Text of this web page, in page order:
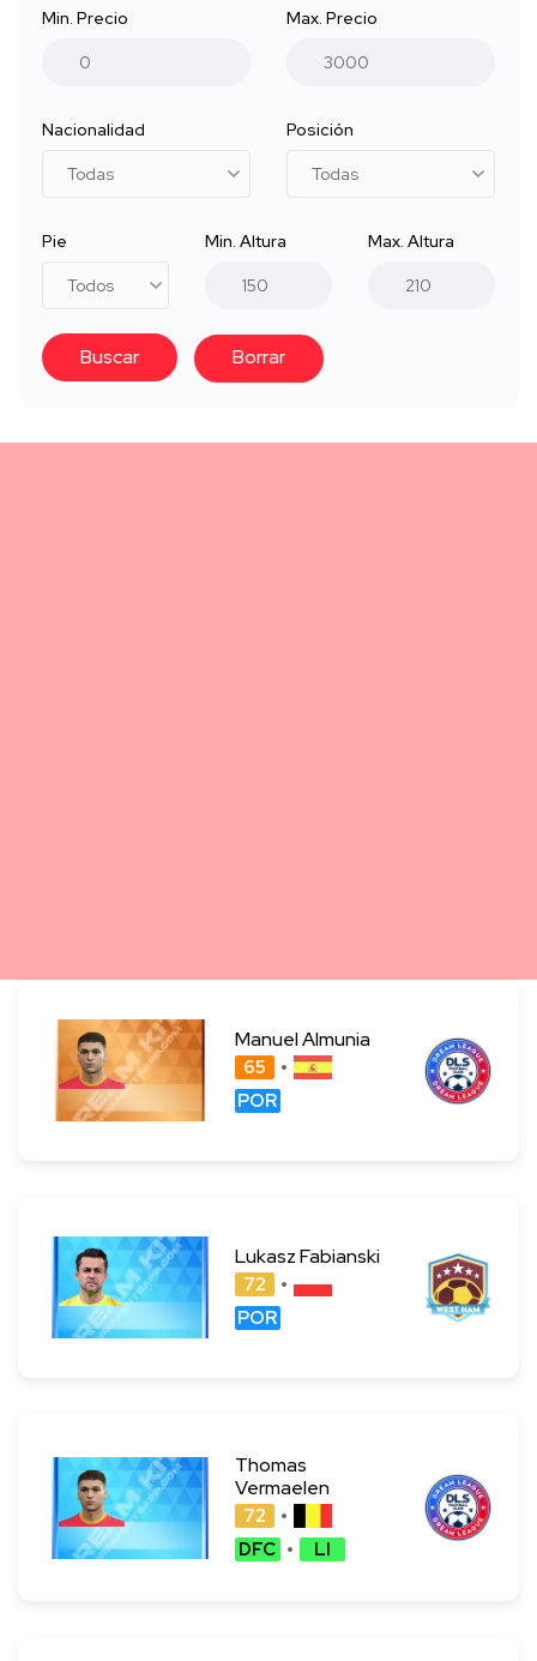
Min. Precio Max. Precio
Nacionalidad Posición
Pie Min. Altura Max. Altura
Buscar Borrar
Manuel Almunia
65
POR
Lukasz Fabianski
72
POR
Thomas
Vermaelen
72
DFC
LI